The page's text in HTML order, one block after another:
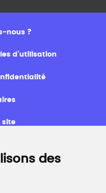
des
nous ?
d’utilisation
site
784.000 visites et